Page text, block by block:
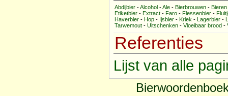
Abdijbier -Alcohol -Ale - Bierbrouwen - Bieren
Etiketbier - Extract - Faro - Flessenbier -
Haverbier - Hop - Ijsbier - Kriek - Lagerbier -
Tarwemout - Uitschenken - Vloeibaar brood -
Referenties
Lijst van alle